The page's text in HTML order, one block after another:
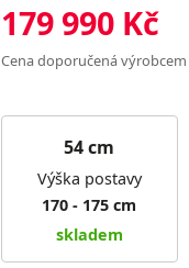
179 990 Kč
Cena doporučená výrobcem
54 cm
Výška postavy
170 - 175 cm
skladem